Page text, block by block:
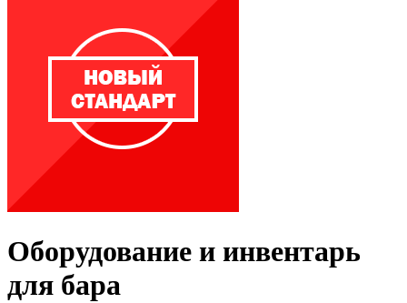
Оборудование и инвентарь
для бара